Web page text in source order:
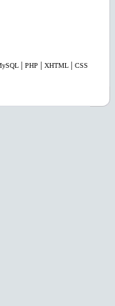
| PHP | XHTML | CSS